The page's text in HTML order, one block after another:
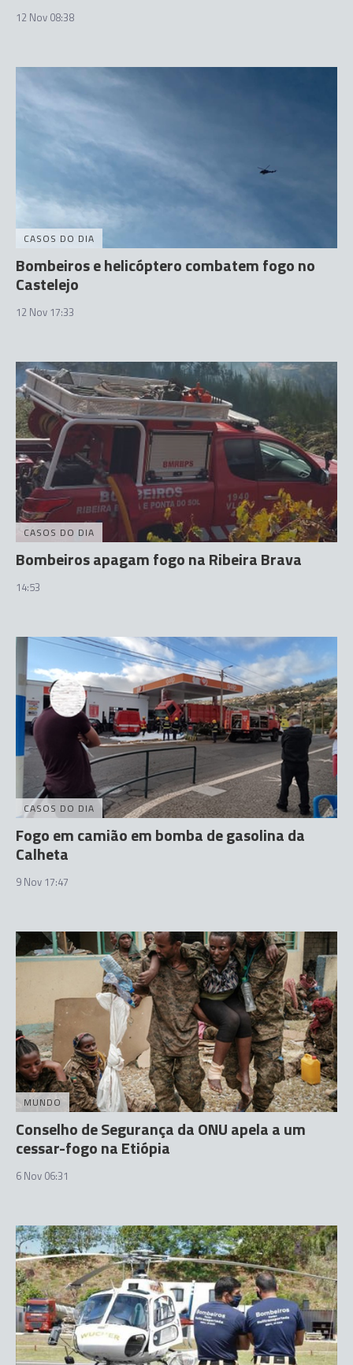
12 Nov 08:38
CASOS DO DIA
Bombeiros e helicóptero combatem fogo no
Castelejo
12 Nov 17:33
CASOS DO DIA
Bombeiros apagam fogo na Ribeira Brava
14:53
CASOS DO DIA
Fogo em camião em bomba de gasolina da
Calheta
9 Nov 17:47
MUNDO
Conselho de Segurança da ONU apela a um
cessar-fogo na Etiópia
6 Nov 06:31